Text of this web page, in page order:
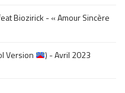
Biozirick - « Amour Sincère
Version
) - Avril 2023